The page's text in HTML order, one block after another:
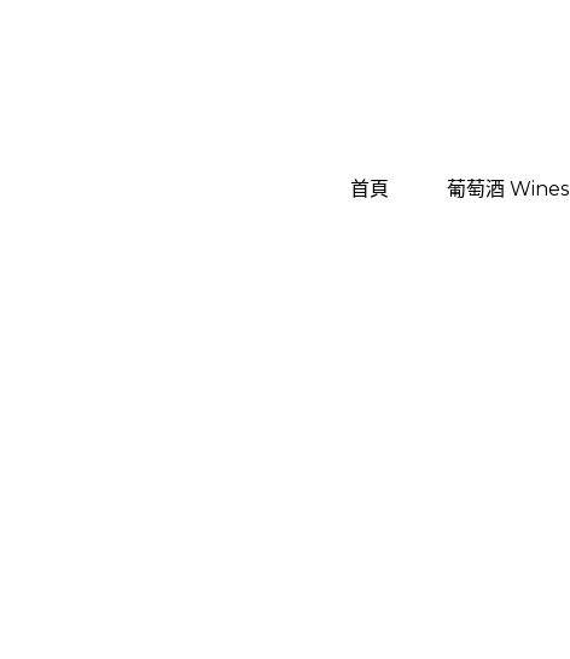
首頁 葡萄酒 Wines
首頁 葡萄酒 Wines